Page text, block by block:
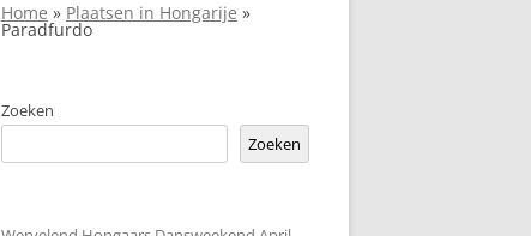
Home » Plaatsen in Hongarije »
Paradfurdo
Zoeken
Zoeken